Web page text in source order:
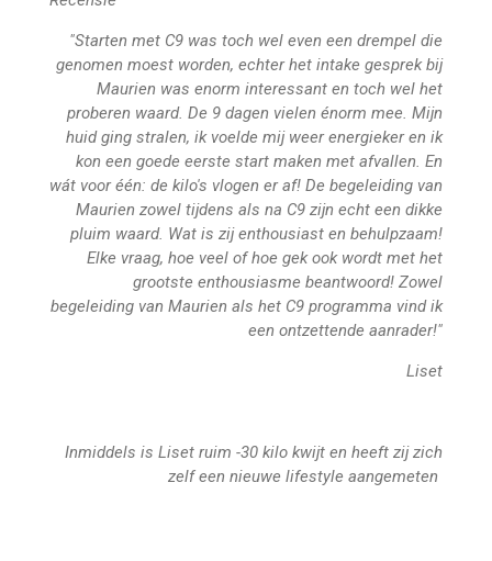
"Starten met C9 was toch wel even een drempel die
genomen moest worden, echter het intake gesprek bij
Maurien was enorm interessant en toch wel het
proberen waard. De 9 dagen vielen énorm mee. Mijn
huid ging stralen, ik voelde mij weer energieker en ik
kon een goede eerste start maken met afvallen. En
wát voor één: de kilo's vlogen er af! De begeleiding van
Maurien zowel tijdens als na C9 zijn echt een dikke
pluim waard. Wat is zij enthousiast en behulpzaam!
Elke vraag, hoe veel of hoe gek ook wordt met het
grootste enthousiasme beantwoord! Zowel
begeleiding van Maurien als het C9 programma vind ik
een ontzettende aanrader!"
Liset
Inmiddels is Liset ruim -30 kilo kwijt en heeft zij zich
zelf een nieuwe lifestyle aangemeten